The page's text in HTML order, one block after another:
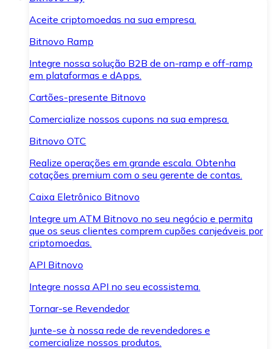
Aceite criptomoedas na sua empresa.
Bitnovo Ramp
Integre nossa solução B2B de on-ramp e off-ramp
em plataformas e dApps.
Cartões-presente Bitnovo
Comercialize nossos cupons na sua empresa.
Bitnovo OTC
Realize operações em grande escala. Obtenha
cotações premium com o seu gerente de contas.
Caixa Eletrônico Bitnovo
Integre um ATM Bitnovo no seu negócio e permita
que os seus clientes comprem cupões canjeáveis por
criptomoedas.
API Bitnovo
Integre nossa API no seu ecossistema.
Tornar-se Revendedor
Junte-se à nossa rede de revendedores e
comercialize nossos produtos.